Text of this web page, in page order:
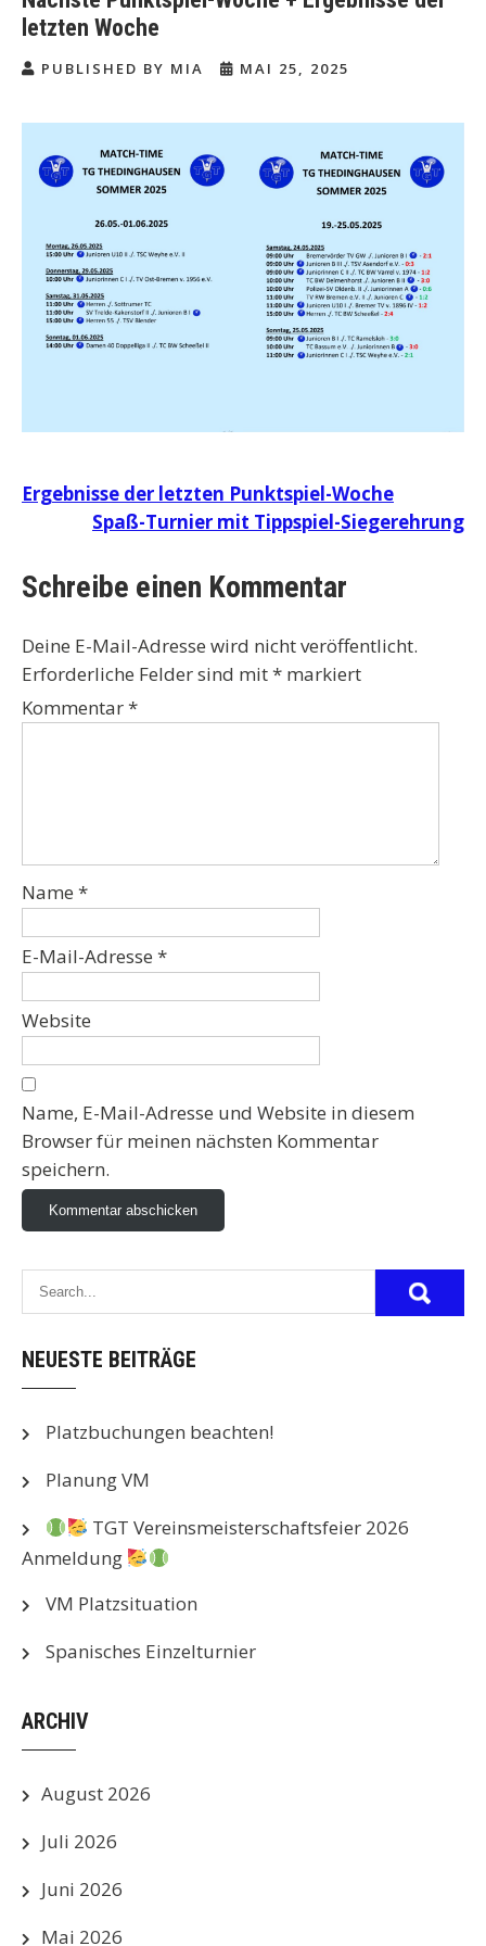
letzten Woche
PUBLISHED BY MIA MAI 25, 2025
Beitragsnavigation
Ergebnisse der letzten Punktspiel-Woche
Spaß-Turnier mit Tippspiel-Siegerehrung
Schreibe einen Kommentar
Deine E-Mail-Adresse wird nicht veröffentlicht.
Erforderliche Felder sind mit* markiert
Kommentar*
Name *
E-Mail-Adresse *
Website
Name, E-Mail-Adresse und Website in diesem
Browser für meinen nächsten Kommentar
speichern.
NEUESTE BEITRÄGE
Platzbuchungen beachten!
Planung VM
TGT Vereinsmeisterschaftsfeier 2026
Anmeldung
VM Platzsituation
Spanisches Einzelturnier
ARCHIV
August 2026
Juli 2026
Juni 2026
Mai 2026